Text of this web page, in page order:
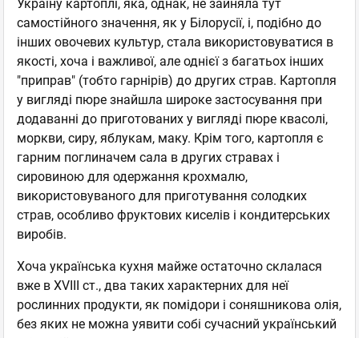
Україну картоплі, яка, однак, не зайняла тут
самостійного значення, як у Білорусії, і, подібно до
інших овочевих культур, стала використовуватися в
якості, хоча і важливої, але однієї з багатьох інших
"приправ" (тобто гарнірів) до других страв. Картопля
у вигляді пюре знайшла широке застосування при
додаванні до приготованих у вигляді пюре квасолі,
моркви, сиру, яблукам, маку. Крім того, картопля є
гарним поглиначем сала в других стравах і
сировиною для одержання крохмалю,
використовуваного для приготування солодких
страв, особливо фруктових киселів і кондитерських
виробів.
Хоча українська кухня майже остаточно склалася
вже в XVIII ст., два таких характерних для неї
рослинних продукти, як помідори і соняшникова олія,
без яких не можна уявити собі сучасний український